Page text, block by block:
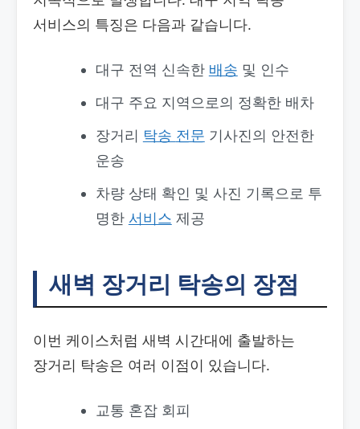
서비스의 특징은 다음과 같습니다.
대구 전역 신속한 배송 및 인수
대구 주요 지역으로의 정확한 배차
장거리 탁송 전문 기사진의 안전한
운송
차량 상태 확인 및 사진 기록으로 투
명한 서비스 제공
새벽 장거리 탁송의 장점
이번 케이스처럼 새벽 시간대에 출발하는
장거리 탁송은 여러 이점이 있습니다.
교통 혼잡 회피